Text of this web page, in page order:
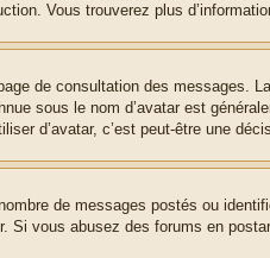
Vous trouverez plus
de consultation des
sous le nom d’avatar est
d’avatar, c’est peut-être une
de messages postés ou
Si vous abusez des forums en